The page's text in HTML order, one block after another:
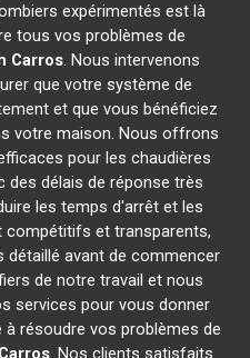
expérimentés est là
tous vos problèmes de
Carros. Nous intervenons
que votre système de
et que vous bénéficiez
votre maison. Nous offrons
pour les chaudières
des délais de réponse très
les temps d'arrêt et les
et transparents,
avant de commencer
de notre travail et nous
services pour vous donner
résoudre vos problèmes de
Carros. Nos clients satisfaits